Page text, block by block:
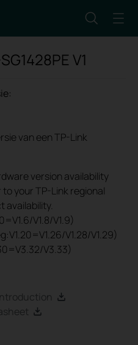
V1
van een TP-Link
version availability
your TP-Link regional
availability.
V1.8/V1.9)
V1.28/V1.29)
V3.33)